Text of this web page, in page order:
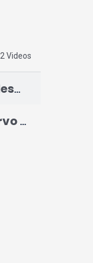
2 Videos
Saiba como o Líder desempenha o seu papel | cinco níveis de liderança ( minutos de saber) #11
Servo | Função do Servo (minutos de saber)